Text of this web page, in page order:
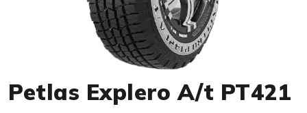
Petlas Explero A/t PT421